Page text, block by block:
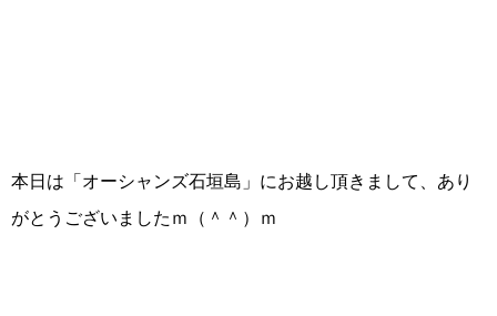
本日は「オーシャンズ石垣島」にお越し頂きまして、あり
がとうございましたｍ（＾＾）ｍ